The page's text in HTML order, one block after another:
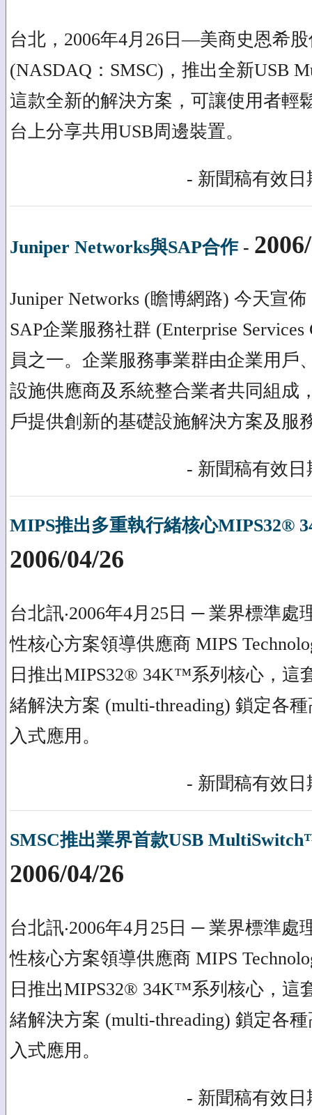
台北，2006年4月26日—美商史恩希
(NASDAQ：SMSC)，推出全新USB
這款全新的解決方案，可讓使用者輕
台上分享共用USB周邊裝置。
- 新聞稿有效日
Juniper Networks與SAP合作-
Juniper Networks (瞻博網路) 今天宣
SAP企業服務社群 (Enterprise
員之一。企業服務事業群由企業用戶
設施供應商及系統整合業者共同組成
戶提供創新的基礎設施解決方案及服
- 新聞稿有效日
MIPS推出多重執行緒核心MIPS32®
2006/04/26
台北訊‧2006年4月25日 ─ 業界標準處
性核心方案領導供應商 MIPS
日推出MIPS32® 34K™系列核心，這
緒解決方案 (multi-threading) 鎖定各
入式應用。
- 新聞稿有效日
SMSC推出業界首款USB
2006/04/26
台北訊‧2006年4月25日 ─ 業界標準處
性核心方案領導供應商 MIPS
日推出MIPS32® 34K™系列核心，這
緒解決方案 (multi-threading) 鎖定各
入式應用。
- 新聞稿有效日